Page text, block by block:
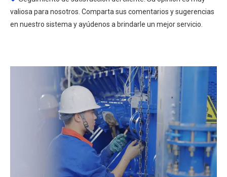
valiosa para nosotros. Comparta sus comentarios y sugerencias
en nuestro sistema y ayúdenos a brindarle un mejor servicio.